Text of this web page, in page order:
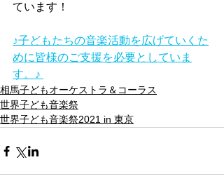
ています！
♪子どもたちの音楽活動を広げていくた
めに皆様のご支援を必要としていま
す。♪
相馬子どもオーケストラ＆コーラス
世界子ども音楽祭
世界子ども音楽祭2021 in 東京